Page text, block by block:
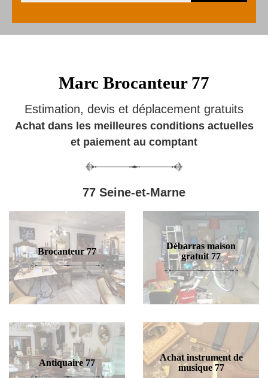
Marc Brocanteur 77
Estimation, devis et déplacement gratuits
Achat dans les meilleures conditions actuelles
et paiement au comptant
77 Seine-et-Marne
Brocanteur 77
Débarras maison
gratuit 77
Antiquaire 77
Achat instrument de
musique 77